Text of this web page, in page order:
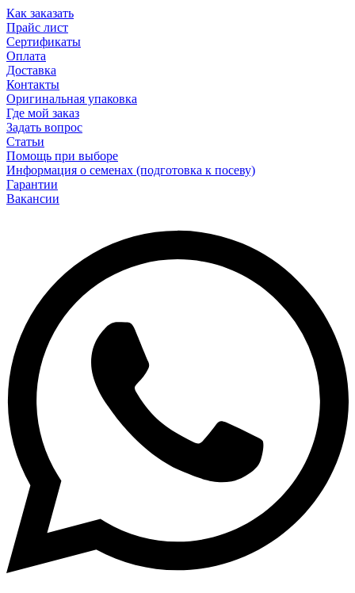
Как заказать
Прайс лист
Сертификаты
Оплата
Доставка
Контакты
Оригинальная упаковка
Где мой заказ
Задать вопрос
Статьи
Помощь при выборе
Информация о семенах (подготовка к посеву)
Гарантии
Вакансии